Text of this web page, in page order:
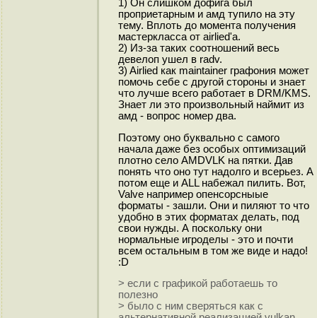
1) Он слишком дофига был
проприетарным и амд тупило на эту
тему. Вплоть до момента получения
мастеркласса от airlied'а.
2) Из-за таких соотношений весь
девелоп ушел в radv.
3) Airlied как maintainer графония может
помочь себе с другой стороны и знает
что лучше всего работает в DRM/KMS.
Знает ли это произвольный наймит из
амд - вопрос номер два.
Поэтому оно буквально с самого
начала даже без особых оптимизаций
плотно село AMDVLK на пятки. Дав
понять что оно тут надолго и всерьез. А
потом еще и ALL набежал пилить. Вот,
Valve например опенсорсныые
форматы - зашли. Они и пиляют то что
удобно в этих форматах делать, под
свои нужды. А поскольку они
нормальные игроделы - это и почти
всем остальным в том же виде и надо!
:D
> если с графикой работаешь то
полезно
> было с ним сверяться как с